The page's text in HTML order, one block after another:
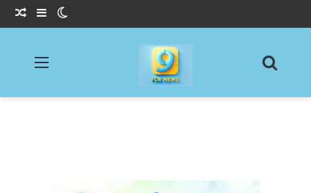
Willekeurig Artikel
Sidebar